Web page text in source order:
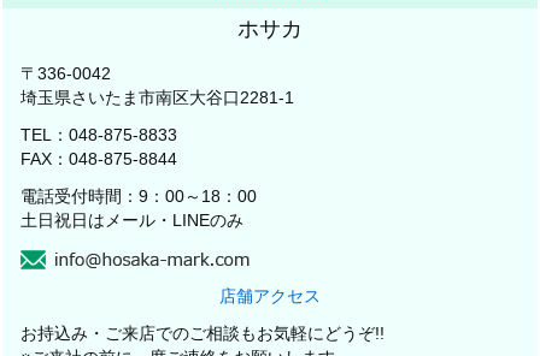
ホサカ
〒336-0042
埼玉県さいたま市南区大谷口2281-1
TEL：048-875-8833
FAX：048-875-8844
電話受付時間：9：00～18：00
土日祝日はメール・LINEのみ
店舗アクセス
お持込み・ご来店でのご相談もお気軽にどうぞ!!